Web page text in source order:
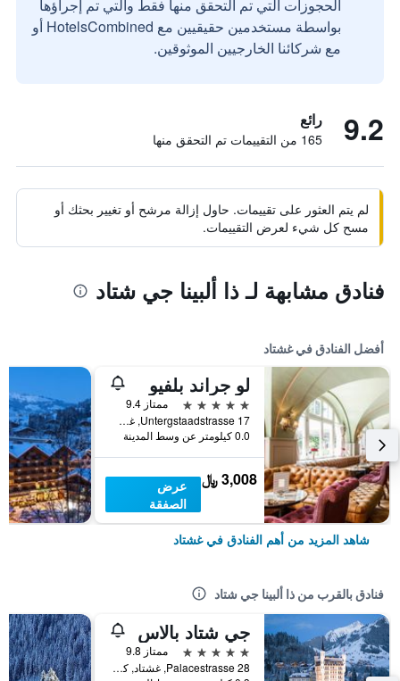
الحجوزات التي تم التحقق منها فقط والتي تم إجراؤها
بواسطة مستخدمين حقيقيين مع HotelsCombined أو
مع شركائنا الخارجيين الموثوقين.
9.2 رائع
165 من التقييمات تم التحقق منها
لم يتم العثور على تقييمات. حاول إزالة مرشح أو تغيير بحثك أو
مسح كل شيء لعرض التقييمات.
فنادق مشابهة لـ ذا ألبينا جي شتاد
أفضل الفنادق في غشتاد
لو جراند بلفيو
5 نجوم
ممتاز 9.4
Untergstaadstrasse 17, غشتاد, كانتون برن, سويسرا
0.0 كيلومتر عن وسط المدينة
3,008 ﷼
عرض
الصفقة
شاهد المزيد من أهم الفنادق في غشتاد
فنادق بالقرب من ذا ألبينا جي شتاد
جي شتاد بالاس
5 نجوم
ممتاز 9.8
Palacestrasse 28, غشتاد, كانتون برن, سويسرا